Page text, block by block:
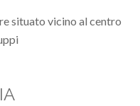
situato vicino al centro